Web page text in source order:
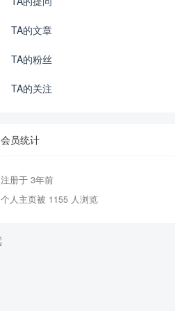
TA的文章
TA的粉丝
TA的关注
会员统计
注册于 3年前
个人主页被 1155 人浏览